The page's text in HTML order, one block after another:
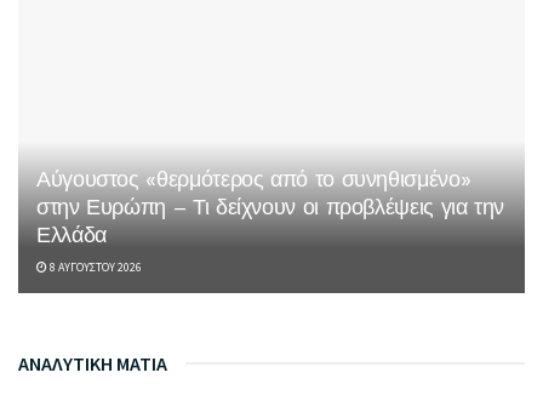
Αύγουστος «θερμότερος από το συνηθισμένο»
στην Ευρώπη – Τι δείχνουν οι προβλέψεις για την
Ελλάδα
8 ΑΥΓΟΎΣΤΟΥ 2026
ΑΝΑΛΥΤΙΚΗ ΜΑΤΙΑ